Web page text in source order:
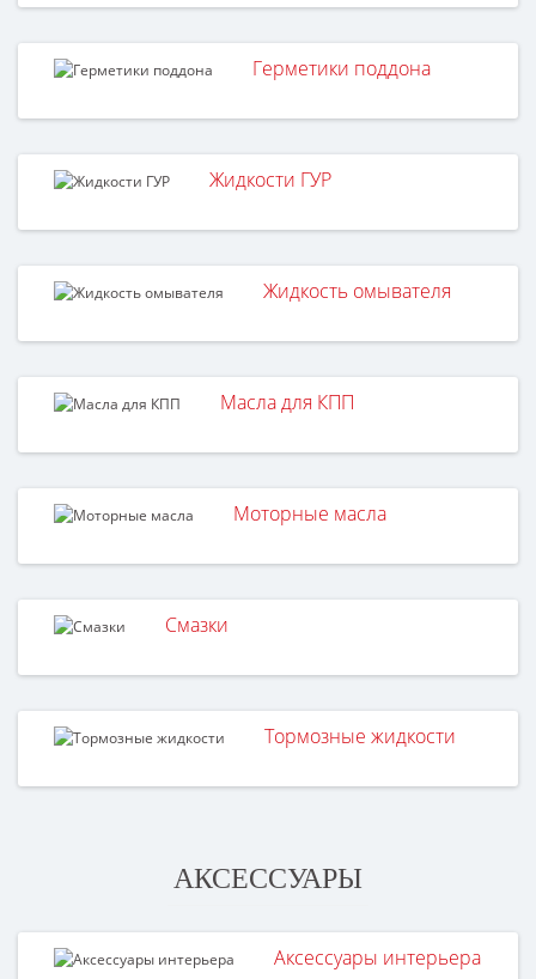
Герметики поддона
Жидкости ГУР
Жидкость омывателя
Масла для КПП
Моторные масла
Смазки
Тормозные жидкости
АКСЕССУАРЫ
Аксессуары интерьера